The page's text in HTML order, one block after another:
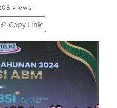
views
Copy Link